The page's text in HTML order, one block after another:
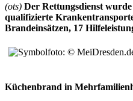
(ots) Der Rettungsdienst
qualifizierte
Brandeinsätzen, 17
Küchenbrand in